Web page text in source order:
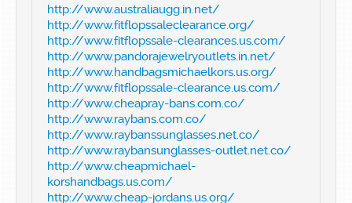
http://www.australiaugg.in.net/
http://www.fitflopssaleclearance.org/
http://www.fitflopssale-clearances.us.com/
http://www.pandorajewelryoutlets.in.net/
http://www.handbagsmichaelkors.us.org/
http://www.fitflopssale-clearance.us.com/
http://www.cheapray-bans.com.co/
http://www.raybans.com.co/
http://www.raybanssunglasses.net.co/
http://www.raybansunglasses-outlet.net.co/
http://www.cheapmichael-
korshandbags.us.com/
http://www.cheap-jordans.us.org/